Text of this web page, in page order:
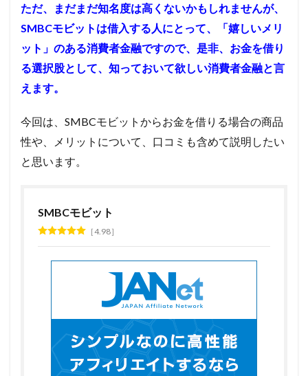
ただ、まだまだ知名度は高くないかもしれませんが、
SMBCモビットは借入する人にとって、「嬉しいメリ
ット」のある消費者金融ですので、是非、お金を借り
る選択股として、知っておいて欲しい消費者金融と言
えます。
今回は、SMBCモビットからお金を借りる場合の商品
性や、メリットについて、口コミも含めて説明したい
と思います。
SMBCモビット
4.98